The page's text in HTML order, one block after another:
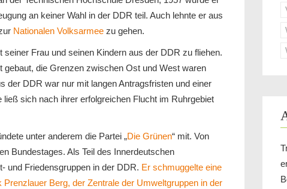
an keiner Wahl in der DDR teil. Auch lehnte er aus
Nationalen Volksarmee zu gehen.
Frau und seinen Kindern aus der DDR zu fliehen.
gebaut, die Grenzen zwischen Ost und West waren
der DDR war nur mit langen Antragsfristen und einer
sich nach ihrer erfolgreichen Flucht im Ruhrgebiet
unter anderem die Partei „Die Grünen“ mit. Von
Bundestages. Als Teil des Innerdeutschen
und Friedensgruppen in der DDR. Er schmuggelte eine
Berg, der Zentrale der Umweltgruppen in der